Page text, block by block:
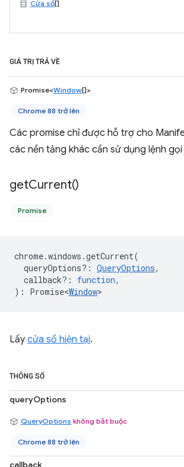
Cửa sổ[]
GIÁ TRỊ TRẢ VỀ
Promise<Window[]>
Chrome 88 trở lên
Các promise chỉ được hỗ trợ cho
các nền tảng khác cần sử dụng lệnh gọi
getCurrent()
Promise
chrome.windows .getCurrent(
queryOptions? : QueryOptions,
callback? : function,
) : Promise<Window>
Lấy cửa sổ hiện tại.
THÔNG SỐ
queryOptions
QueryOptions không bắt buộc
Chrome 88 trở lên
callback